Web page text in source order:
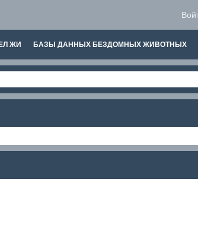
ЖИ БАЗЫ ДАННЫХ БЕЗДОМНЫХ ЖИВОТНЫХ